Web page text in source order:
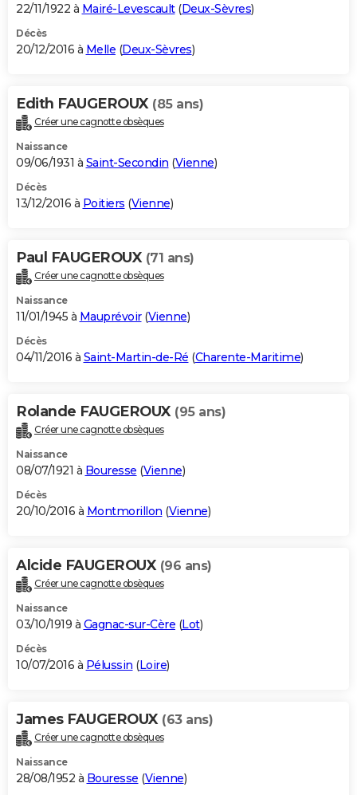
22/11/1922 à Mairé-Levescault(Deux-Sèvres)
Décès
20/12/2016 à Melle (Deux-Sèvres)
Edith FAUGEROUX (85 ans)
Créer une cagnotte obsèques
Naissance
09/06/1931 à Saint-Secondin (Vienne)
Décès
13/12/2016 à Poitiers (Vienne)
Paul FAUGEROUX (71 ans)
Créer une cagnotte obsèques
Naissance
11/01/1945 à Mauprévoir(Vienne)
Décès
04/11/2016 à Saint-Martin-de-Ré (Charente-Maritime)
Rolande FAUGEROUX (95 ans)
Créer une cagnotte obsèques
Naissance
08/07/1921 à Bouresse (Vienne)
Décès
20/10/2016 à Montmorillon (Vienne)
Alcide FAUGEROUX (96 ans)
Créer une cagnotte obsèques
Naissance
03/10/1919 à Gagnac-sur-Cère (Lot)
Décès
10/07/2016 à Pélussin (Loire)
James FAUGEROUX (63 ans)
Créer une cagnotte obsèques
Naissance
28/08/1952 à Bouresse (Vienne)